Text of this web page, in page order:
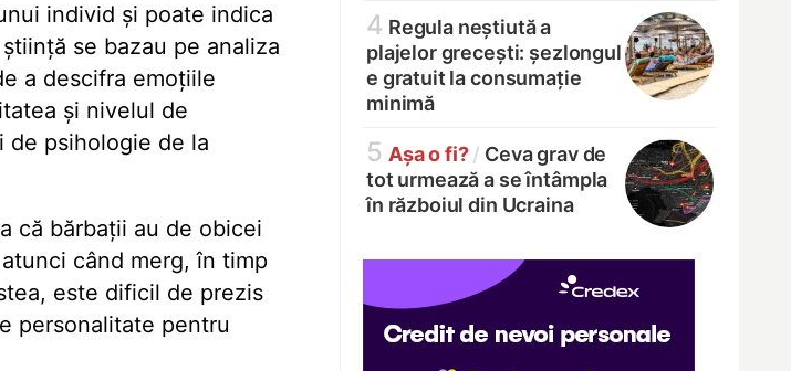
4 Regula neștiută a
plajelor grecești: șezlongul
e gratuit la consumație
minimă
5 Așa o fi? / Ceva grav de
tot urmează a se întâmpla
în războiul din Ucraina
individ și poate indica
se bazau pe analiza
a descifra emoțiile
și nivelul de
de psihologie de la
că bărbații au de obicei
când merg, în timp
este dificil de prezis
personalitate pentru